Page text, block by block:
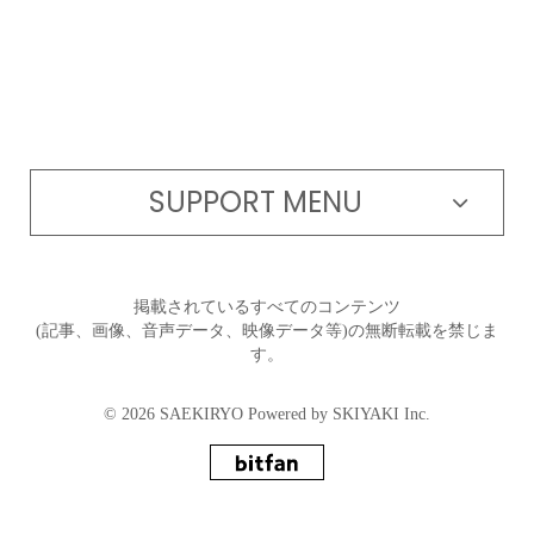
SUPPORT MENU
掲載されているすべてのコンテンツ
(記事、画像、音声データ、映像データ等)の無断転載を禁じま
す。
© 2026 SAEKIRYO Powered by SKIYAKI Inc.